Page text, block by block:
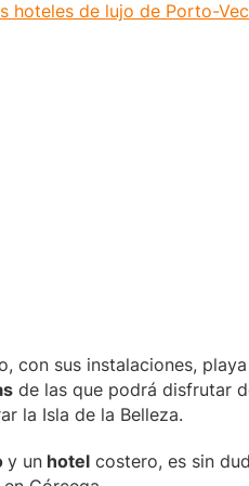
hoteles de lujo de Porto-
con sus instalaciones,
de las que podrá disfrutar
la Isla de la Belleza.
y un hotel costero, es sin